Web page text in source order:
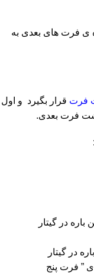
ی فرت های بعدی به
فرت قرار بگیرد و اول
فرت بعدی.
در گیتار
” فرت پنج